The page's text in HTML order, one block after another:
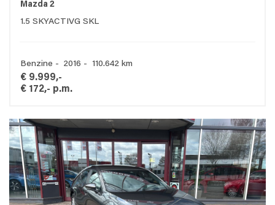
Mazda 2
1.5 SKYACTIVG SKL
Benzine - 2016 - 110.642 km
€ 9.999,-
€ 172,- p.m.